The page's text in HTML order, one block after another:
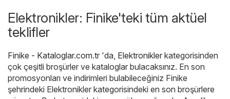
Elektronikler: Finike'teki tüm aktüel
teklifler
Finike - Kataloglar.com.tr 'da, Elektronikler kategorisinden
çok çeşitli broşürler ve kataloglar bulacaksınız. En son
promosyonları ve indirimleri bulabileceğiniz Finike
şehrindeki Elektronikler kategorisindeki en son broşürlere